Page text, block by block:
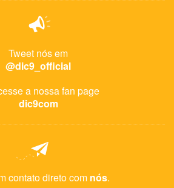
Tweet nós em
@dic9_official
a nossa fan page
dic9com
contato direto com nós.